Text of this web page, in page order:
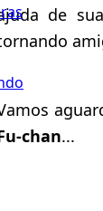
de
chan...